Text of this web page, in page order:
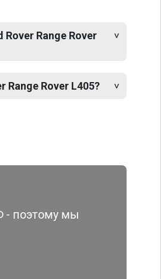
Range Rover
Rover L405?
- поэтому мы